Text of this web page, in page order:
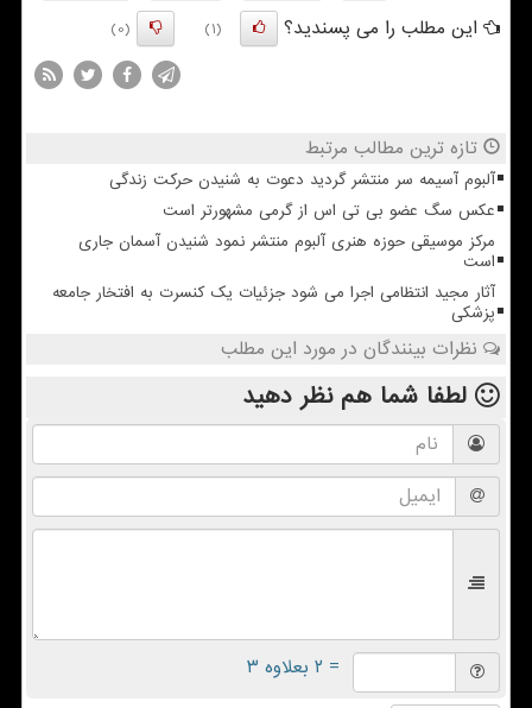
این مطلب را می پسندید؟
(1)
(0)
تازه ترین مطالب مرتبط
آلبوم آسیمه سر منتشر گردید دعوت به شنیدن حرکت زندگی
عکس سگ عضو بی تی اس از گرمی مشهورتر است
مرکز موسیقی حوزه هنری آلبوم منتشر نمود شنیدن آسمان جاری
است
آثار مجید انتظامی اجرا می شود جزئیات یک کنسرت به افتخار جامعه
پزشکی
نظرات بینندگان در مورد این مطلب
لطفا شما همنظر دهید
= ۲ بعلاوه ۳